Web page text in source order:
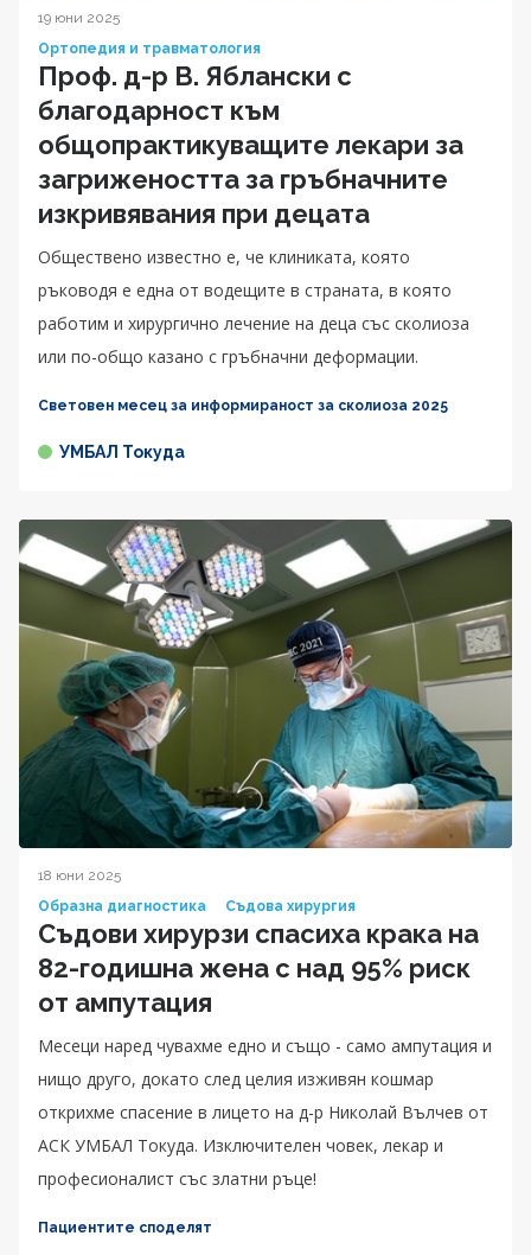
19 юни 2025
Ортопедия и травматология
Проф. д-р В. Яблански с
благодарност към
общопрактикуващите лекари за
загрижеността за гръбначните
изкривявания при децата
Обществено известно е, че клиниката, която
ръководя е една от водещите в страната, в която
работим и хирургично лечение на деца със сколиоза
или по-общо казано с гръбначни деформации.
Световен месец за информираност за сколиоза 2025
УМБАЛ Токуда
18 юни 2025
Образна диагностика
Съдова хирургия
Съдови хирурзи спасиха крака на
82-годишна жена с над 95% риск
от ампутация
Месеци наред чувахме едно и също - само ампутация и
нищо друго, докато след целия изживян кошмар
открихме спасение в лицето на д-р Николай Вълчев от
АСК УМБАЛ Токуда. Изключителен човек, лекар и
професионалист със златни ръце!
Пациентите споделят